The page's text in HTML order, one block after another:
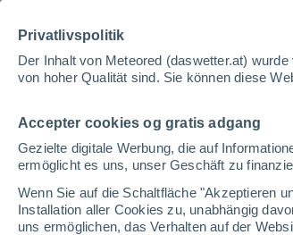
Privatlivspolitik
Der Inhalt von Meteored (daswetter.at)
von hoher Qualität sind. Sie können diese
Accepter cookies og gratis adgang
Gezielte digitale Werbung, die auf
ermöglicht es uns, unser Geschäft zu
Wenn Sie auf die Schaltfläche "Akzeptieren
Installation aller Cookies zu, unabhängig
uns ermöglichen, das Verhalten auf der
Frankfurt am Main
Bonn
Köln
Düsseldorf
Dortmund